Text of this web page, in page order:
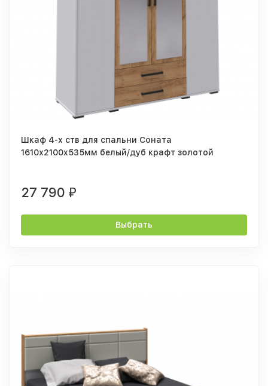
Шкаф 4-х ств для спальни Соната
1610х2100х535мм белый/дуб крафт золотой
27 790 ₽
Выбрать